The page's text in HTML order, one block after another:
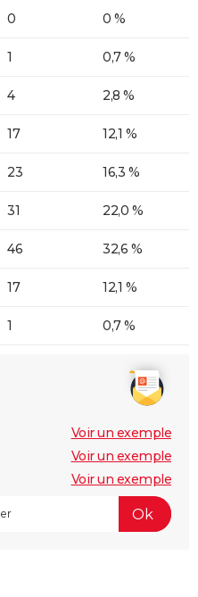
0 0 %
1 0,7 %
4 2,8 %
17 12,1 %
23 16,3 %
31 22,0 %
46 32,6 %
17 12,1 %
1 0,7 %
Voir un exemple
Voir un exemple
Voir un exemple